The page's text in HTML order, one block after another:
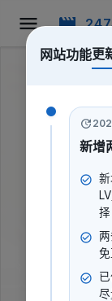
网站功能更
新增
择